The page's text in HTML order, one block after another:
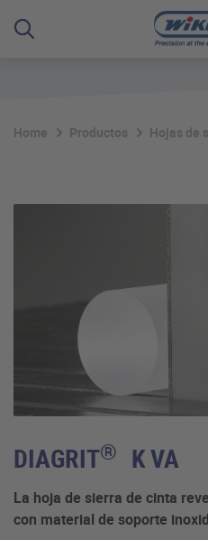
Home Productos Hojas de
DIAGRIT® K VA
La hoja de sierra de cinta
con material de soporte